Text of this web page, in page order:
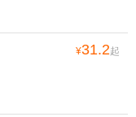
¥31.2起